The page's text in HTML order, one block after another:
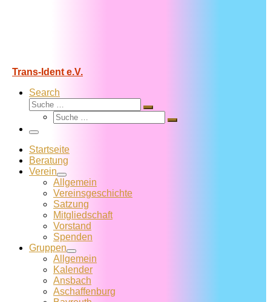
Trans-Ident e.V.
Search
Suche
Suche
Suche
Suche
Menü
Startseite
Beratung
Verein
Allgemein
Vereins­geschichte
Satzung
Mitglied­schaft
Vorstand
Spenden
Gruppen
Allgemein
Kalender
Ansbach
Aschaffenburg